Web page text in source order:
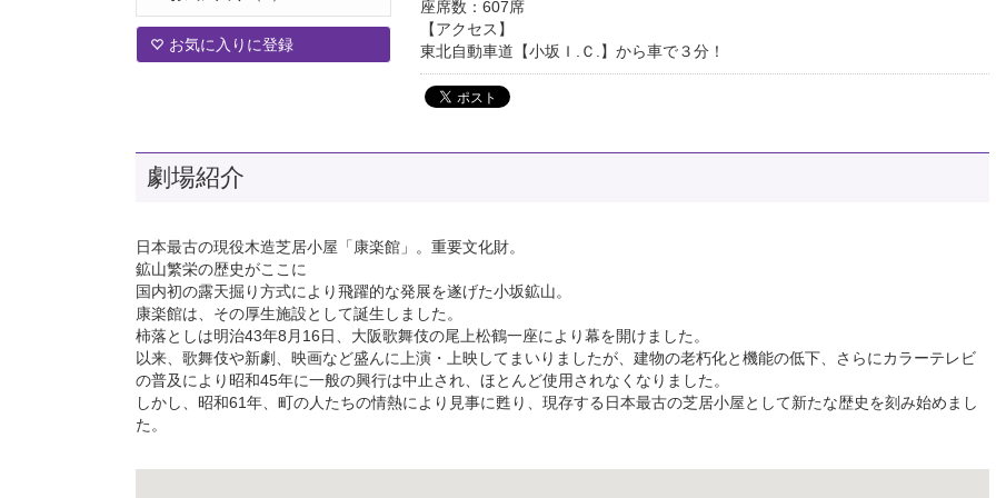
お気に入りに登録
座席数：607席
【アクセス】
東北自動車道【小坂Ｉ.Ｃ.】から車で３分！
劇場紹介
日本最古の現役木造芝居小屋「康楽館」。重要文化財。
鉱山繁栄の歴史がここに
国内初の露天掘り方式により飛躍的な発展を遂げた小坂鉱山。
康楽館は、その厚生施設として誕生しました。
柿落としは明治43年8月16日、大阪歌舞伎の尾上松鶴一座により幕を開けました。
以来、歌舞伎や新劇、映画など盛んに上演・上映してまいりましたが、建物の老朽化と機能の低下、さらにカラーテレビ
の普及により昭和45年に一般の興行は中止され、ほとんど使用されなくなりました。
しかし、昭和61年、町の人たちの情熱により見事に甦り、現存する日本最古の芝居小屋として新たな歴史を刻み始めまし
た。